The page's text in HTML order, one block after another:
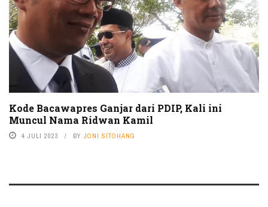
Kode Bacawapres Ganjar dari PDIP, Kali ini
Muncul Nama Ridwan Kamil
4 JULI 2023 BY JONI SITOHANG